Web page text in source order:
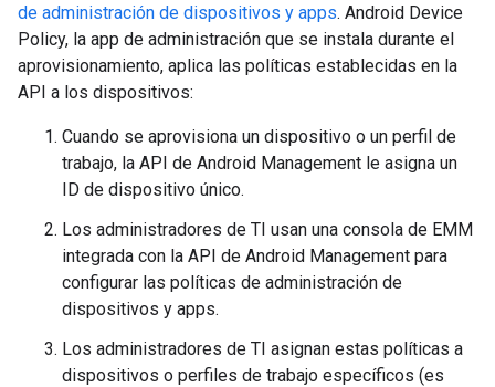
de administración de dispositivos y apps. Android Device
Policy, la app de administración que se instala durante el
aprovisionamiento, aplica las políticas establecidas en la
API a los dispositivos:
Cuando se aprovisiona un dispositivo o un perfil de
trabajo, la API de Android Management le asigna un
ID de dispositivo único.
Los administradores de TI usan una consola de EMM
integrada con la API de Android Management para
configurar las políticas de administración de
dispositivos y apps.
Los administradores de TI asignan estas políticas a
dispositivos o perfiles de trabajo específicos (es